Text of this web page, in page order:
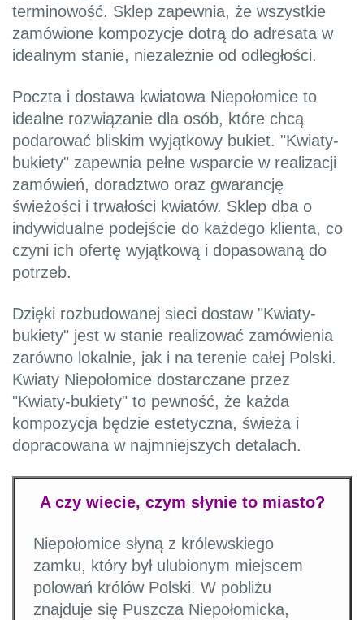
terminowość. Sklep zapewnia, że wszystkie
zamówione kompozycje dotrą do adresata w
idealnym stanie, niezależnie od odległości.
Poczta i dostawa kwiatowa Niepołomice to
idealne rozwiązanie dla osób, które chcą
podarować bliskim wyjątkowy bukiet. "Kwiaty-
bukiety" zapewnia pełne wsparcie w realizacji
zamówień, doradztwo oraz gwarancję
świeżości i trwałości kwiatów. Sklep dba o
indywidualne podejście do każdego klienta, co
czyni ich ofertę wyjątkową i dopasowaną do
potrzeb.
Dzięki rozbudowanej sieci dostaw "Kwiaty-
bukiety" jest w stanie realizować zamówienia
zarówno lokalnie, jak i na terenie całej Polski.
Kwiaty Niepołomice dostarczane przez
"Kwiaty-bukiety" to pewność, że każda
kompozycja będzie estetyczna, świeża i
dopracowana w najmniejszych detalach.
A czy wiecie, czym słynie to miasto?
Niepołomice słyną z królewskiego
zamku, który był ulubionym miejscem
polowań królów Polski. W pobliżu
znajduje się Puszcza Niepołomicka,